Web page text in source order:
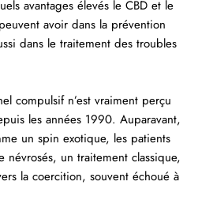
avantages élevés le CBD et le
avoir dans la prévention
dans le traitement des troubles
compulsif n’est vraiment perçu
les années 1990. Auparavant,
un spin exotique, les patients
névrosés, un traitement classique,
la coercition, souvent échoué à